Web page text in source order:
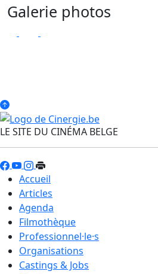
Galerie photos
LE SITE DU CINÉMA BELGE
Accueil
Articles
Agenda
Filmothèque
Professionnel·le·s
Organisations
Castings & Jobs